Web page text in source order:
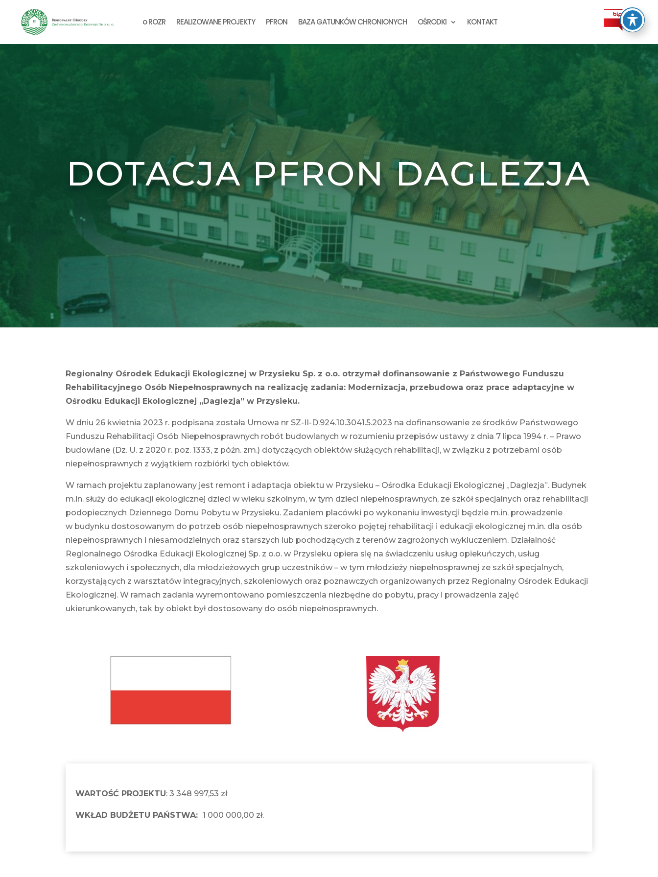
o ROZR REALIZOWANE PROJEKTY PFRON BAZA GATUNKÓW CHRONIONYCH OŚRODKI KONTAKT
DOTACJA PFRON DAGLEZJA
Regionalny Ośrodek Edukacji Ekologicznej w Przysieku Sp. z o.o. otrzymał dofinansowanie z Państwowego Funduszu
Rehabilitacyjnego Osób Niepełnosprawnych na realizację zadania: Modernizacja, przebudowa oraz prace adaptacyjne w
Ośrodku Edukacji Ekologicznej „Daglezja” w Przysieku.
W dniu 26 kwietnia 2023 r. podpisana została Umowa nr SZ-II-D.924.10.3041.5.2023 na dofinansowanie ze środków Państwowego
Funduszu Rehabilitacji Osób Niepełnosprawnych robót budowlanych w rozumieniu przepisów ustawy z dnia 7 lipca 1994 r. – Prawo
budowlane (Dz. U. z 2020 r. poz. 1333, z późn. zm.) dotyczących obiektów służących rehabilitacji, w związku z potrzebami osób
niepełnosprawnych z wyjątkiem rozbiórki tych obiektów.
W ramach projektu zaplanowany jest remont i adaptacja obiektu w Przysieku – Ośrodka Edukacji Ekologicznej „Daglezja”. Budynek
m.in. służy do edukacji ekologicznej dzieci w wieku szkolnym, w tym dzieci niepełnosprawnych, ze szkół specjalnych oraz rehabilitacji
podopiecznych Dziennego Domu Pobytu w Przysieku. Zadaniem placówki po wykonaniu inwestycji będzie m.in. prowadzenie
w budynku dostosowanym do potrzeb osób niepełnosprawnych szeroko pojętej rehabilitacji i edukacji ekologicznej m.in. dla osób
niepełnosprawnych i niesamodzielnych oraz starszych lub pochodzących z terenów zagrożonych wykluczeniem. Działalność
Regionalnego Ośrodka Edukacji Ekologicznej Sp. z o.o. w Przysieku opiera się na świadczeniu usług opiekuńczych, usług
szkoleniowych i społecznych, dla młodzieżowych grup uczestników – w tym młodzieży niepełnosprawnej ze szkół specjalnych,
korzystających z warsztatów integracyjnych, szkoleniowych oraz poznawczych organizowanych przez Regionalny Ośrodek Edukacji
Ekologicznej. W ramach zadania wyremontowano pomieszczenia niezbędne do pobytu, pracy i prowadzenia zajęć
ukierunkowanych, tak by obiekt był dostosowany do osób niepełnosprawnych.
WARTOŚĆ PROJEKTU: 3 348 997,53 zł
WKŁAD BUDŻETU PAŃSTWA:1 000 000,00 zł.